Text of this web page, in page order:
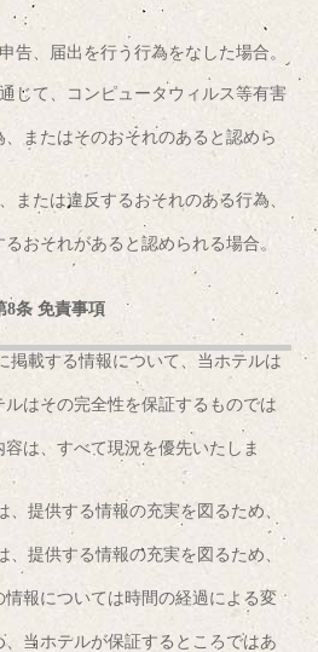
告、届出を行う行為をなした場合。
じて、コンピュータウィルス等有害
またはそのおそれのあると認めら
または違反するおそれのある行為、
おそれがあると認められる場合。
8条 免責事項
掲載する情報について、当ホテルは
はその完全性を保証するものでは
は、すべて現況を優先いたしま
、提供する情報の充実を図るため、
、提供する情報の充実を図るため、
情報については時間の経過による変
当ホテルが保証するところではあ